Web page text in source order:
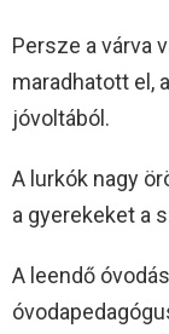
Persze a várva
maradhatott el,
jóvoltából.
A lurkók nagy
a gyerekeket a
A leendő